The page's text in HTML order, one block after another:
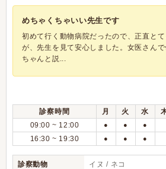
めちゃくちゃいい先生です
初めて行く動物病院だったので、正直と
が、先生を見て安心しました。女医さん
ちゃんと説...
診察時間 月 火 水
09:00 ~ 12:00
● ● ●
16:30 ~ 19:30 ● ● ●
診察動物 イヌ / ネコ